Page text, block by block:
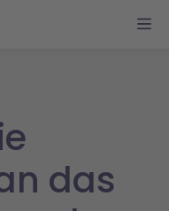
das